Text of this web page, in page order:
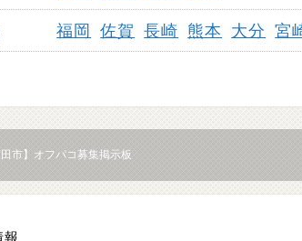
福岡 佐賀 長崎 熊本 大分 宮
田市】オフパコ募集掲示板
報